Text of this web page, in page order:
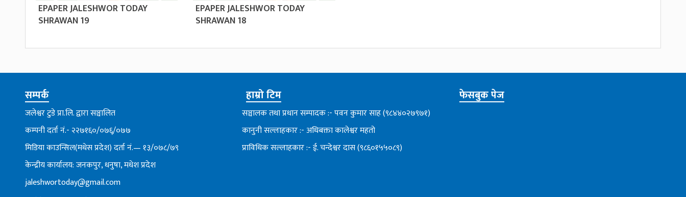
EPAPER JALESHWOR TODAY
SHRAWAN 19
EPAPER JALESHWOR TODAY
SHRAWAN 18
सम्पर्क
जलेश्वर टुडे प्रा.लि. द्वारा सञ्चालित
कम्पनी दर्ता नं.- २२७१६०/०७६्/०७७
मिडिया काउन्सिल(मधेस प्रदेश) दर्ता नं.— १३/०७८/७९
केन्द्रीय कार्यालय: जनकपुर, धनुषा, मधेश प्रदेश
jaleshwortoday@gmail.com
हाम्रो टिम
सञ्चालक तथा प्रधान सम्पादक :- पवन कुमार साह (९८४४०२७९७१)
कानुनी सल्लाहकार :- अधिबक्ता कालेश्वर महतो
प्राविधिक सल्लाहकार :- ई. चन्देश्वर दास (९८६०१५५०८९)
फेसबुक पेज